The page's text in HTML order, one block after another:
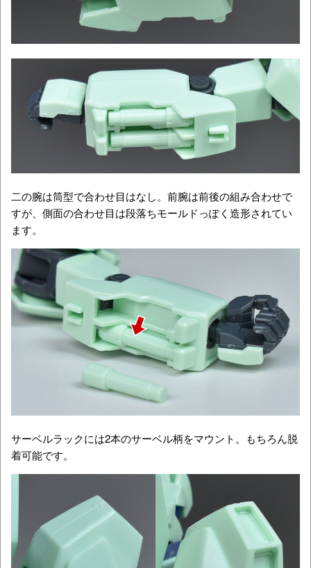
二の腕は筒型で合わせ目はなし。前腕は前後の組み合わせで
すが、側面の合わせ目は段落ちモールドっぽく造形されてい
ます。
サーベルラックには2本のサーベル柄をマウント。もちろん脱
着可能です。